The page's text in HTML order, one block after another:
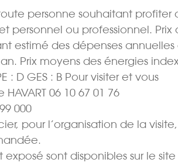
personne souhaitant profiter
ou professionnel. Prix
estimé des dépenses annuelles
Prix moyens des énergies
D GES : B Pour visiter et vous
06 10 67 01 76
000 
pour l’organisation de la
exposé sont disponibles sur le site